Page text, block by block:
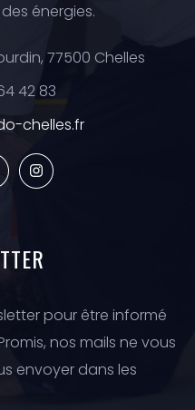
énergies.
77500 Chelles
42 83
chelles.fr
pour être informé
nos mails ne vous
envoyer dans les